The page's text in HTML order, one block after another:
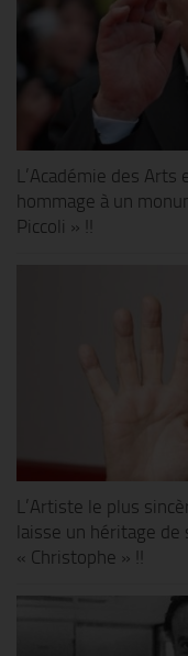
L’Académie des Arts
hommage à un
Piccoli » !!
L’Artiste le plus
laisse un héritage
« Christophe » !!